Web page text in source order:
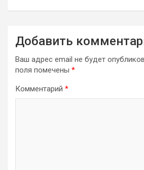
Добавить
Ваш адрес email не будет
поля помечены *
Комментарий *